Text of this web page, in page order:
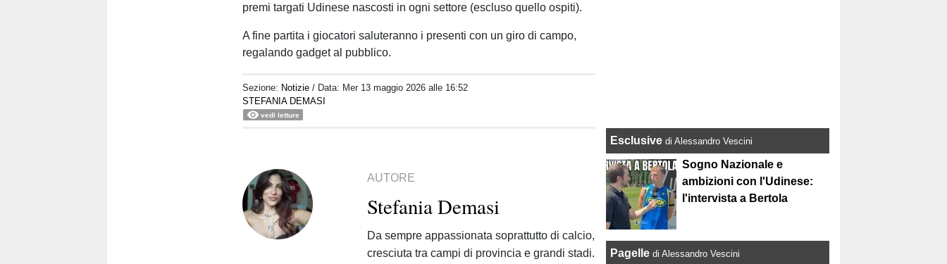
premi targati Udinese nascosti in ogni settore (escluso quello ospiti).
A fine partita i giocatori saluteranno i presenti con un giro di campo,
regalando gadget al pubblico.
Sezione: Notizie / Data: Mer 13 maggio 2026 alle 16:52
STEFANIA DEMASI
vedi letture
AUTORE
Stefania Demasi
Da sempre appassionata soprattutto di calcio,
cresciuta tra campi di provincia e grandi stadi.
Esclusive di Alessandro Vescini
Sogno Nazionale e
ambizioni con l'Udinese:
l'intervista a Bertola
Pagelle di Alessandro Vescini